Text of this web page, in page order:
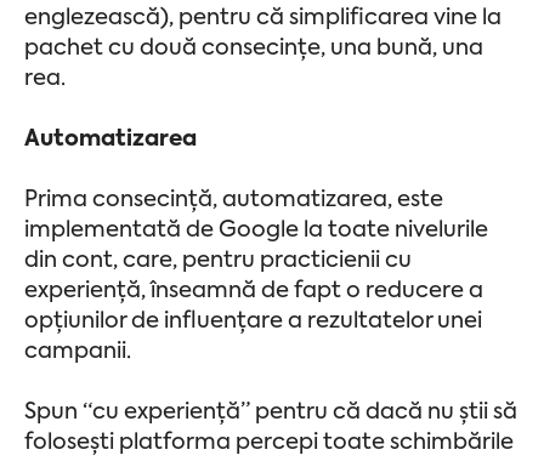
englezească), pentru că simplificarea vine la
pachet cu două consecințe, una bună, una
rea.
Automatizarea
Prima consecință, automatizarea, este
implementată de Google la toate nivelurile
din cont, care, pentru practicienii cu
experiență, înseamnă de fapt o reducere a
opțiunilor de influențare a rezultatelor unei
campanii.
Spun “cu experiență” pentru că dacă nu știi să
folosești platforma percepi toate schimbările